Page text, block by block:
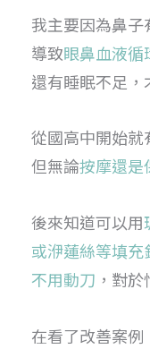
我主要因為鼻子
導致眼鼻血液循
還有睡眠不足，
從國高中開始就
但無論按摩還
後來知道可以用
或洢蓮絲等填充
不用動刀 ，對
在看了改善案例